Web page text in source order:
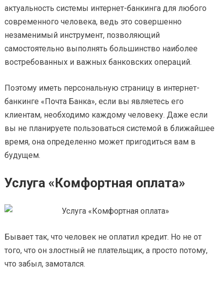
актуальность системы интернет-банкинга для любого
современного человека, ведь это совершенно
незаменимый инструмент, позволяющий
самостоятельно выполнять большинство наиболее
востребованных и важных банковских операций.
Поэтому иметь персональную страницу в интернет-
банкинге «Почта Банка», если вы являетесь его
клиентам, необходимо каждому человеку. Даже если
вы не планируете пользоваться системой в ближайшее
время, она определенно может пригодиться вам в
будущем.
Услуга «Комфортная оплата»
Бывает так, что человек не оплатил кредит. Но не от
того, что он злостный не плательщик, а просто потому,
что забыл, замотался.